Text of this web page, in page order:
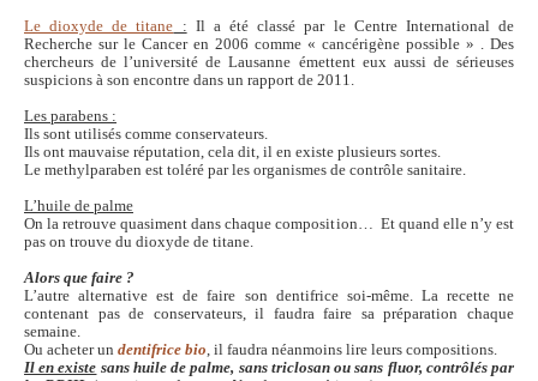
Le dioxyde de titane : Il a été classé par le Centre International de
Recherche sur le Cancer en 2006 comme « cancérigène possible » . Des
chercheurs de l’université de Lausanne émettent eux aussi de sérieuses
suspicions à son encontre dans un rapport de 2011.
Les parabens :
Ils sont utilisés comme conservateurs.
Ils ont mauvaise réputation, cela dit, il en existe plusieurs sortes.
Le methylparaben est toléré par les organismes de contrôle sanitaire.
L’huile de palme
On la retrouve quasiment dans chaque composition… Et quand elle n’y est
pas on trouve du dioxyde de titane.
Alors que faire ?
L’autre alternative est de faire son dentifrice soi-même. La recette ne
contenant pas de conservateurs, il faudra faire sa préparation chaque
semaine.
Ou acheter un dentifrice bio, il faudra néanmoins lire leurs compositions.
Il en existe sans huile de palme, sans triclosan ou sans fluor, contrôlés par